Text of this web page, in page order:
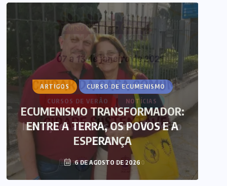
ARTIGOS CURSO DE ECUMENISMO
ECUMENISMO TRANSFORMADOR:
ENTRE A TERRA, OS POVOS E A
ESPERANÇA
6 DE AGOSTO DE 2026